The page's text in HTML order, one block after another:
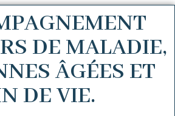
DE MALADIE,
ÂGÉES ET
DE VIE.